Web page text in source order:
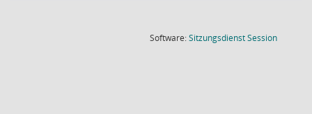
Software:SitzungsdienstSession(Wird in